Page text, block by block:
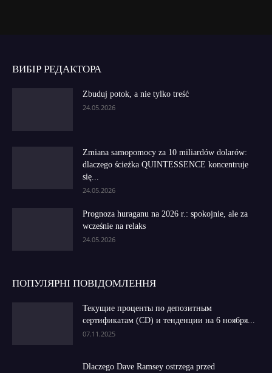
ВИБІР РЕДАКТОРА
Zbuduj potok, a nie tylko treść
24.05.2026
Zmiana samopomocy za 10 miliardów dolarów:
dlaczego ścieżka QUINTESSENCE koncentruje
się...
24.05.2026
Prognoza huraganu na 2026 r.: spokojnie, ale za
wcześnie na relaks
24.05.2026
ПОПУЛЯРНІ ПОВІДОМЛЕННЯ
Текущие проценты по депозитным
сертификатам (CD) и тенденции на 6 ноября...
07.11.2025
Dlaczego Dave Ramsey ostrzega przed